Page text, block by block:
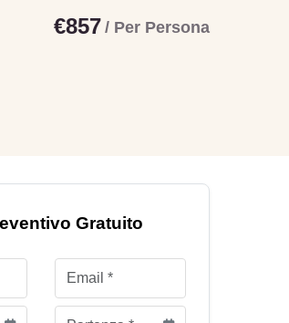
€857 / Per Persona
Gratuito